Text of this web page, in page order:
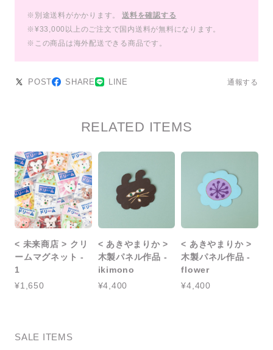
※別途送料がかかります。
送料を確認する
※¥33,000以上のご注文で国内送料が無料になります。
※この商品は海外配送できる商品です。
POST SHARE LINE 通報する
RELATED ITEMS
< 未来商店 > クリ
ームマグネット -
1
¥1,650
< あきやまりか >
木製パネル作品 -
ikimono
¥4,400
< あきやまりか >
木製パネル作品 -
flower
¥4,400
SALE ITEMS